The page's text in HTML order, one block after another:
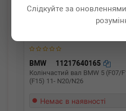
Слідкуйте за
BMW 11217640165
Колінчастий вал BMW 5 (F07/
(F15) 11- N20/N26
Немає в наявності